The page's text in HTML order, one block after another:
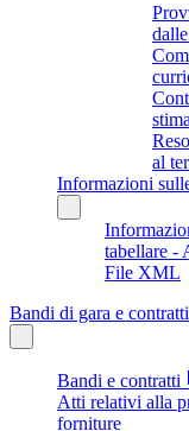
al
Informazioni
tabellare -
File XML
Bandi di gara e
Bandi e contratti
Atti relativi alla
forniture